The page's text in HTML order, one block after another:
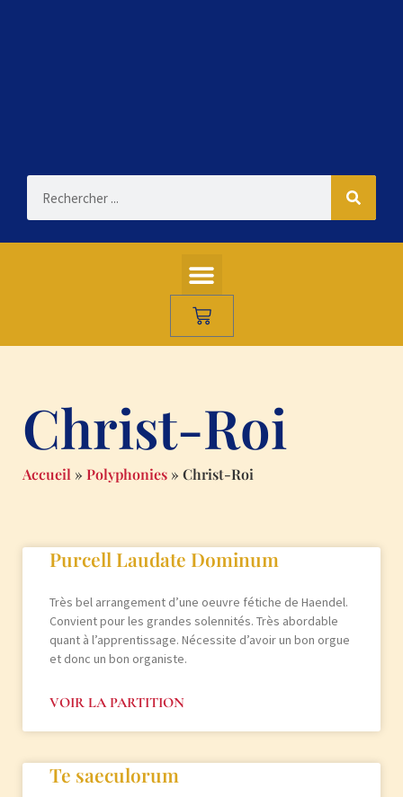
Christ-Roi
Accueil » Polyphonies » Christ-Roi
Purcell Laudate Dominum
Très bel arrangement d’une oeuvre fétiche de Haendel.
Convient pour les grandes solennités. Très abordable
quant à l’apprentissage. Nécessite d’avoir un bon orgue
et donc un bon organiste.
VOIR LA PARTITION
Te saeculorum